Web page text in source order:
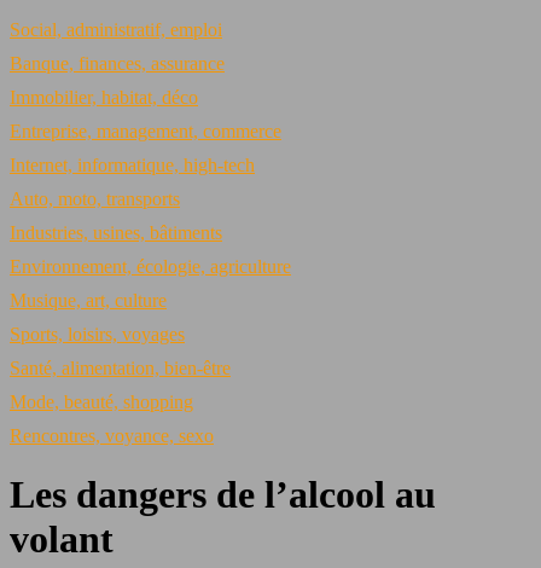
Social, administratif, emploi
Banque, finances, assurance
Immobilier, habitat, déco
Entreprise, management, commerce
Internet, informatique, high-tech
Auto, moto, transports
Industries, usines, bâtiments
Environnement, écologie, agriculture
Musique, art, culture
Sports, loisirs, voyages
Santé, alimentation, bien-être
Mode, beauté, shopping
Rencontres, voyance, sexo
Les dangers de l’alcool au
volant